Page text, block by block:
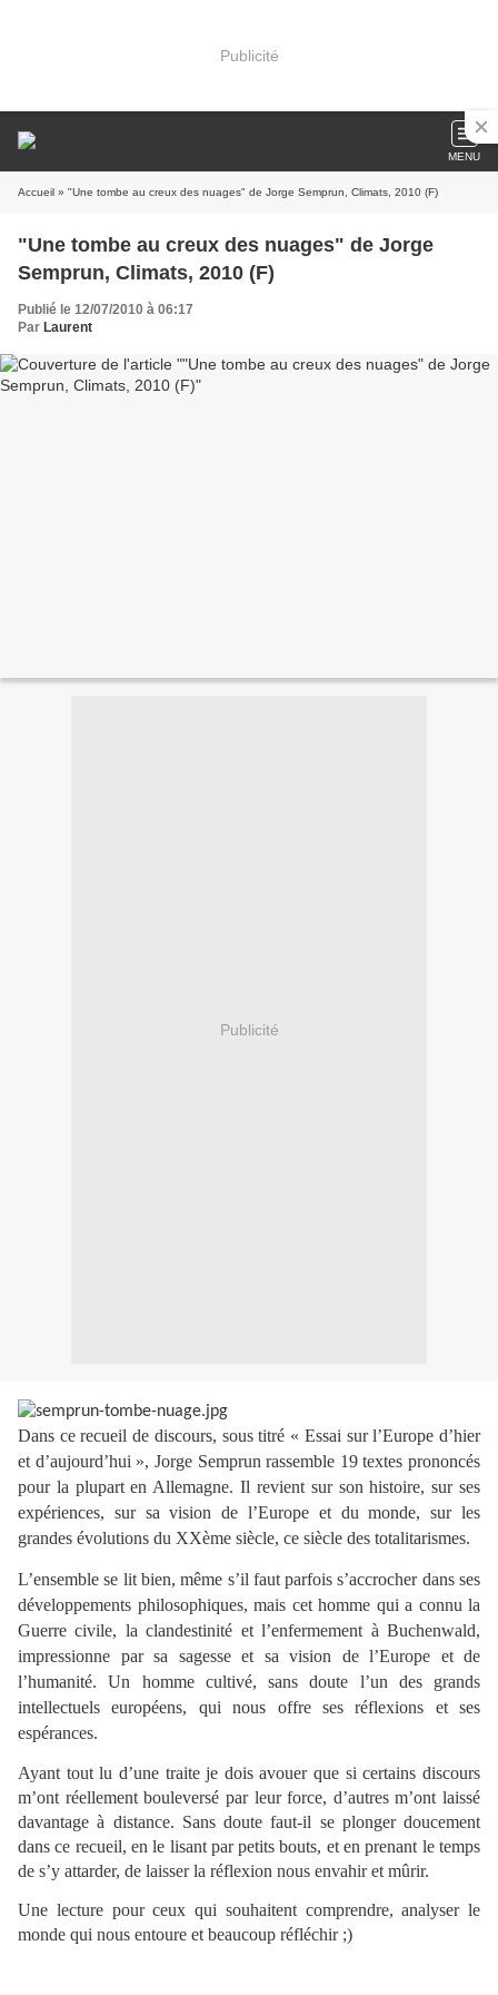
Publicité
MENU
Accueil » "Une tombe au creux des nuages" de Jorge Semprun, Climats, 2010 (F)
"Une tombe au creux des nuages" de Jorge
Semprun, Climats, 2010 (F)
Publié le 12/07/2010 à 06:17
Par Laurent
Publicité
Dans ce recueil de discours, sous titré « Essai sur l’Europe d’hier
et d’aujourd’hui », Jorge Semprun rassemble 19 textes prononcés
pour la plupart en Allemagne. Il revient sur son histoire, sur ses
expériences, sur sa vision de l’Europe et du monde, sur les
grandes évolutions du XXème siècle, ce siècle des totalitarismes.
L’ensemble se lit bien, même s’il faut parfois s’accrocher dans ses
développements philosophiques, mais cet homme qui a connu la
Guerre civile, la clandestinité et l’enfermement à Buchenwald,
impressionne par sa sagesse et sa vision de l’Europe et de
l’humanité. Un homme cultivé, sans doute l’un des grands
intellectuels européens, qui nous offre ses réflexions et ses
espérances.
Ayant tout lu d’une traite je dois avouer que si certains discours
m’ont réellement bouleversé par leur force, d’autres m’ont laissé
davantage à distance. Sans doute faut-il se plonger doucement
dans ce recueil, en le lisant par petits bouts, et en prenant le temps
de s’y attarder, de laisser la réflexion nous envahir et mûrir.
Une lecture pour ceux qui souhaitent comprendre, analyser le
monde qui nous entoure et beaucoup réfléchir ;)